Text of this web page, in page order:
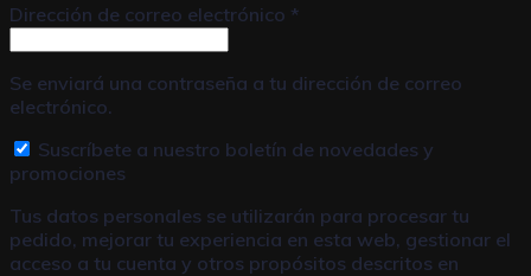
Dirección de correo electrónico *
Se enviará una contraseña a tu dirección de correo
electrónico.
Suscríbete a nuestro boletín de novedades y
promociones
Tus datos personales se utilizarán para procesar tu
pedido, mejorar tu experiencia en esta web, gestionar el
acceso a tu cuenta y otros propósitos descritos en